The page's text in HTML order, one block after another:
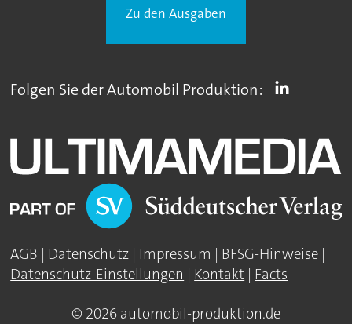
Zu den Ausgaben
Folgen Sie der Automobil Produktion:
AGB | Datenschutz | Impressum | BFSG-Hinweise |
Datenschutz-Einstellungen | Kontakt | Facts
© 2026 automobil-produktion.de